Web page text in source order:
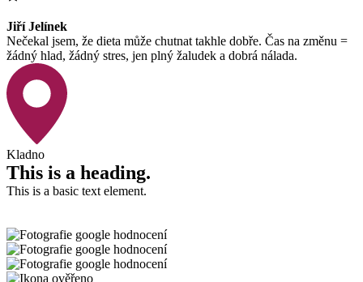
Jiří Jelínek
Nečekal jsem, že dieta může chutnat takhle dobře. Čas na změnu =
žádný hlad, žádný stres, jen plný žaludek a dobrá nálada.
Kladno
This is a heading.
This is a basic text element.